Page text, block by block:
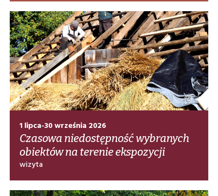
1 lipca-30 września 2026
Czasowa niedostępność wybranych
obiektów na terenie ekspozycji
wizyta